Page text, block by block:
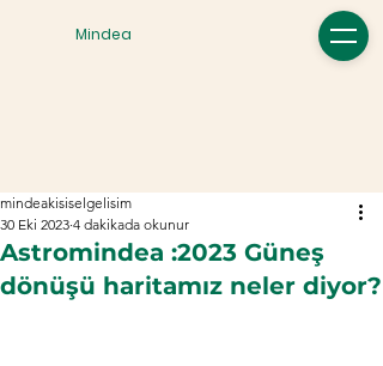
Mindea
Astromindea :2023 Güneş
dönüşü haritamız neler diyor?
mindeakisiselgelisim
30 Eki 2023 4 dakikada okunur